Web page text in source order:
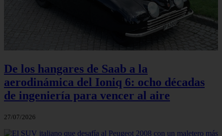
De los hangares de Saab a la
aerodinámica del Ioniq 6: ocho décadas
de ingeniería para vencer al aire
27/07/2026